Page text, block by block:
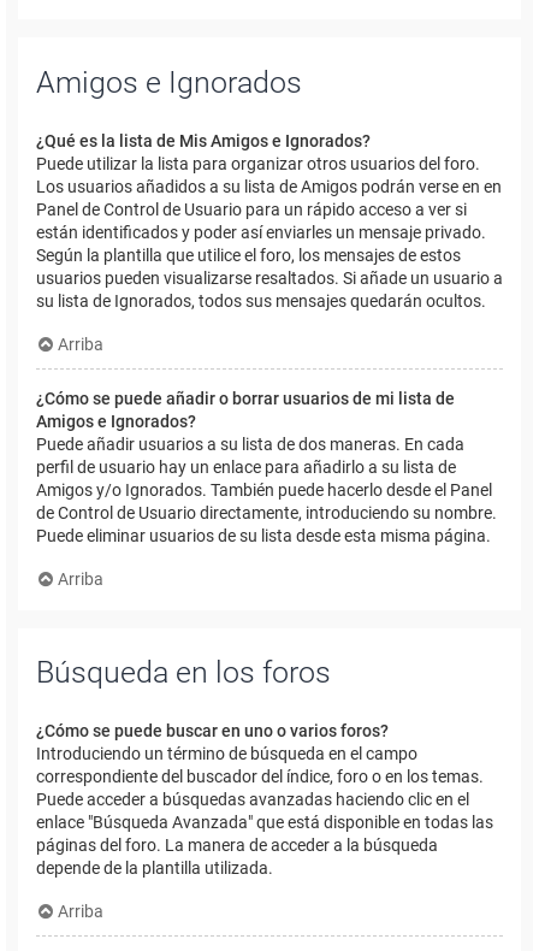
Amigos e Ignorados
¿Qué es la lista de Mis Amigos e Ignorados?
Puede utilizar la lista para organizar otros usuarios del foro.
Los usuarios añadidos a su lista de Amigos podrán verse en en
Panel de Control de Usuario para un rápido acceso a ver si
están identificados y poder así enviarles un mensaje privado.
Según la plantilla que utilice el foro, los mensajes de estos
usuarios pueden visualizarse resaltados. Si añade un usuario a
su lista de Ignorados, todos sus mensajes quedarán ocultos.
Arriba
¿Cómo se puede añadir o borrar usuarios de mi lista de
Amigos e Ignorados?
Puede añadir usuarios a su lista de dos maneras. En cada
perfil de usuario hay un enlace para añadirlo a su lista de
Amigos y/o Ignorados. También puede hacerlo desde el Panel
de Control de Usuario directamente, introduciendo su nombre.
Puede eliminar usuarios de su lista desde esta misma página.
Arriba
Búsqueda en los foros
¿Cómo se puede buscar en uno o varios foros?
Introduciendo un término de búsqueda en el campo
correspondiente del buscador del índice, foro o en los temas.
Puede acceder a búsquedas avanzadas haciendo clic en el
enlace "Búsqueda Avanzada" que está disponible en todas las
páginas del foro. La manera de acceder a la búsqueda
depende de la plantilla utilizada.
Arriba